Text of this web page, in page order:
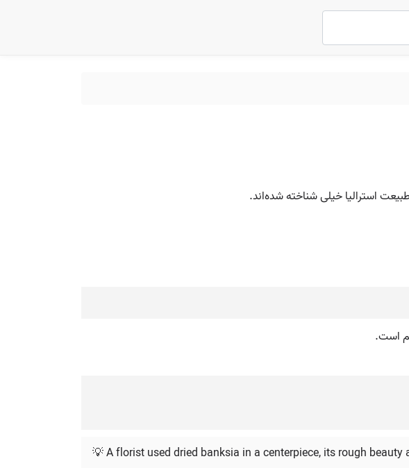
استرالیا خیلی شناخته شده‌اند.
است.
💡 A florist used dried banksia in a centerpiece, its rough